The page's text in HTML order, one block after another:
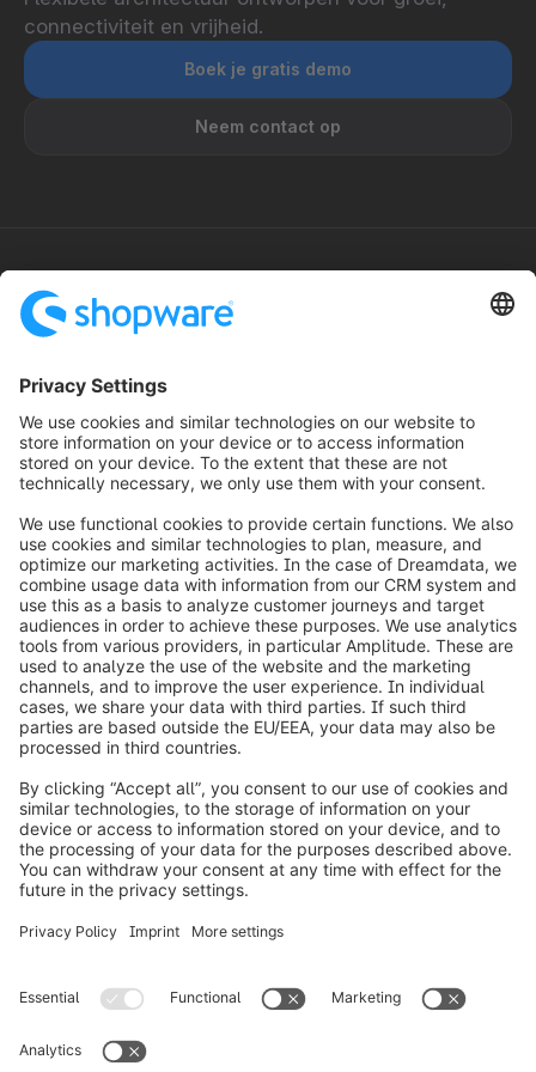
connectiviteit en vrijheid.
Boek je gratis demo
Neem contact op
onderzoek.
² Beschikbaarheidsdoelstellingen variëren per Shopware PaaS-
zoals beschreven in de toepasselijke SLA-voorwaarden. De
maandelijkse uptime-doelstelling van 99,99% geldt uitsluitend voor
in aanmerking komende Shopware PaaS Medium/Large-
aanbiedingen. Voor Shopware PaaS Small en Shopware PaaS Light
gelden afwijkende beschikbaarheidsdoelstellingen en
servicevoorwaarden.
info@shopware.com
Over Shopware
Product
Oplossingen
Resources